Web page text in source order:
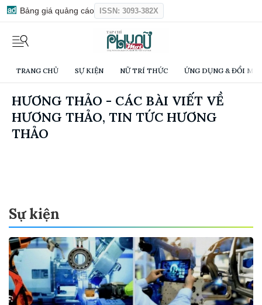
Bảng giá quảng cáo ISSN: 3093-382X
TRANG CHỦ SỰ KIỆN NỮ TRÍ THỨC ỨNG DỤNG & ĐỔI
HƯƠNG THẢO - CÁC BÀI VIẾT VỀ
HƯƠNG THẢO, TIN TỨC HƯƠNG
THẢO
Sự kiện